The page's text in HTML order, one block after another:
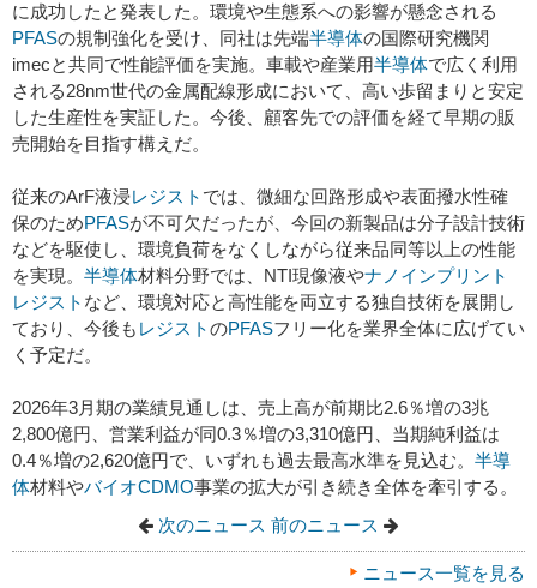
に成功したと発表した。環境や生態系への影響が懸念される
PFASの規制強化を受け、同社は先端半導体の国際研究機関
imecと共同で性能評価を実施。車載や産業用半導体で広く利用
される28nm世代の金属配線形成において、高い歩留まりと安定
した生産性を実証した。今後、顧客先での評価を経て早期の販
売開始を目指す構えだ。
従来のArF液浸レジスト では、微細な回路形成や表面撥水性確
保のためPFASが不可欠だったが、今回の新製品は分子設計技術
などを駆使し、環境負荷をなくしながら従来品同等以上の性能
を実現。 半導体材料分野では、NTI現像液やナノインプリント
レジスト など、環境対応と高性能を両立する独自技術を展開し
ており、今後も レジストのPFASフリー化を業界全体に広げてい
く予定だ。
2026年3月期の業績見通しは、売上高が前期比2.6％増の3兆
2,800億円、営業利益が同0.3％増の3,310億円、当期純利益は
0.4％増の2,620億円で、いずれも過去最高水準を見込む。 半導
体材料やバイオCDMO事業の拡大が引き続き全体を牽引する。
次のニュース 前のニュース
ニュース一覧を見る